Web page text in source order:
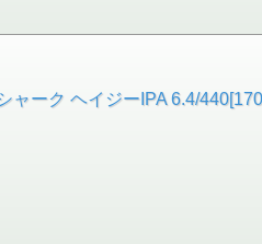
ャーク ヘイジーIPA 6.4/